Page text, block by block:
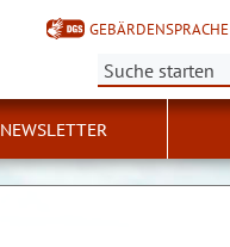
GEBÄRDENSPRACHE
Suche:
NEWSLETTER